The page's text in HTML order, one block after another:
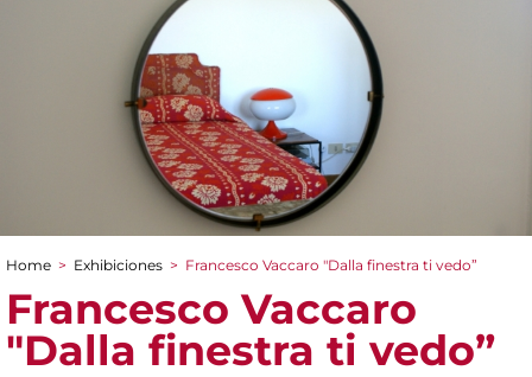
You are here
Home > Exhibiciones > Francesco Vaccaro "Dalla finestra ti vedo”
Francesco Vaccaro
"Dalla finestra ti vedo”